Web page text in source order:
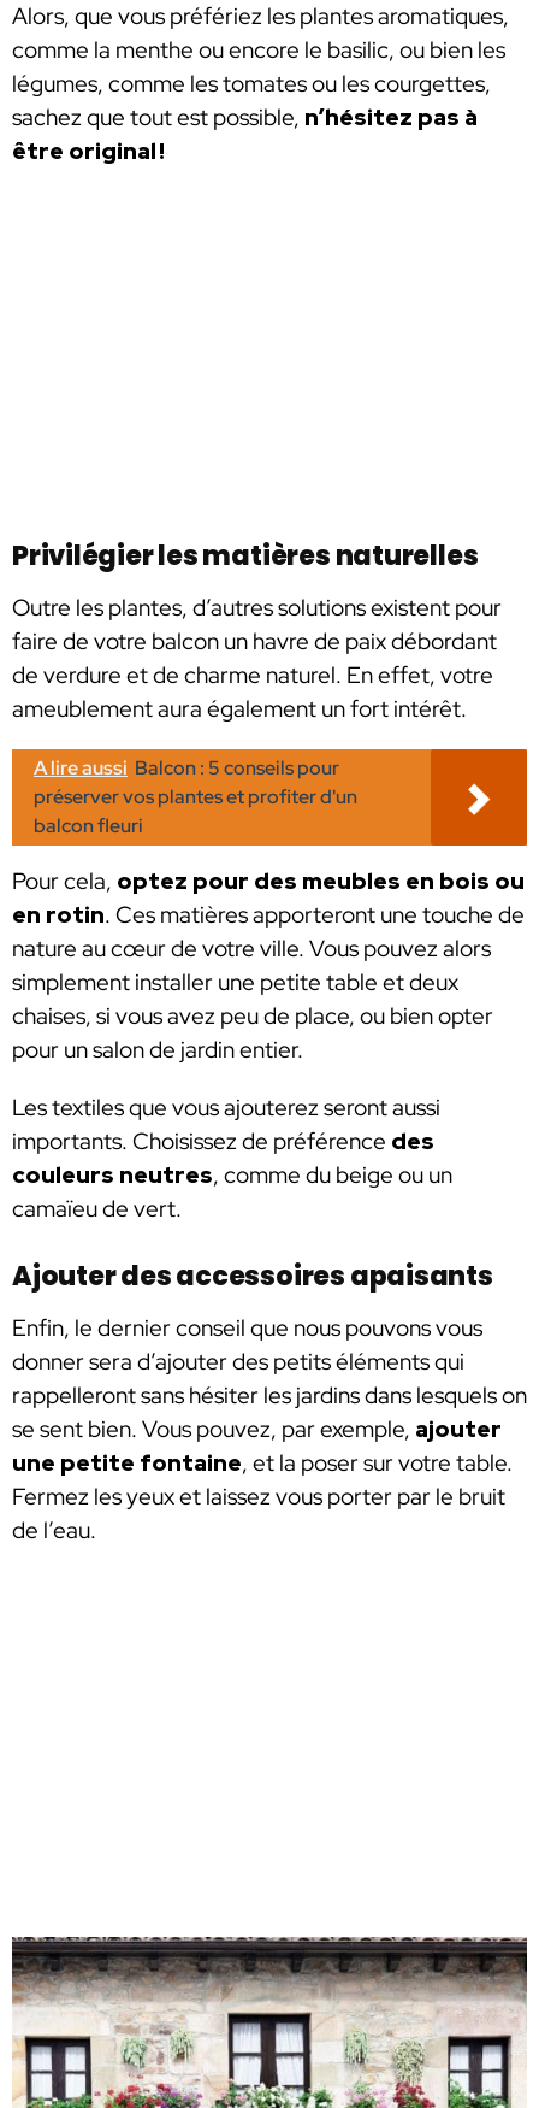
Alors, que vous préfériez les plantes aromatiques,
comme la menthe ou encore le basilic, ou bien les
légumes, comme les tomates ou les courgettes,
sachez que tout est possible, n’hésitez pas à
être original !
Privilégier les matières naturelles
Outre les plantes, d’autres solutions existent pour
faire de votre balcon un havre de paix débordant
de verdure et de charme naturel. En effet, votre
ameublement aura également un fort intérêt.
A lire aussi Balcon : 5 conseils pour
préserver vos plantes et profiter d'un
balcon fleuri
Pour cela, optez pour des meubles en bois ou
en rotin. Ces matières apporteront une touche de
nature au cœur de votre ville. Vous pouvez alors
simplement installer une petite table et deux
chaises, si vous avez peu de place, ou bien opter
pour un salon de jardin entier.
Les textiles que vous ajouterez seront aussi
importants. Choisissez de préférence des
couleurs neutres, comme du beige ou un
camaïeu de vert.
Ajouter des accessoires apaisants
Enfin, le dernier conseil que nous pouvons vous
donner sera d’ajouter des petits éléments qui
rappelleront sans hésiter les jardins dans lesquels on
se sent bien. Vous pouvez, par exemple, ajouter
une petite fontaine, et la poser sur votre table.
Fermez les yeux et laissez vous porter par le bruit
de l’eau.